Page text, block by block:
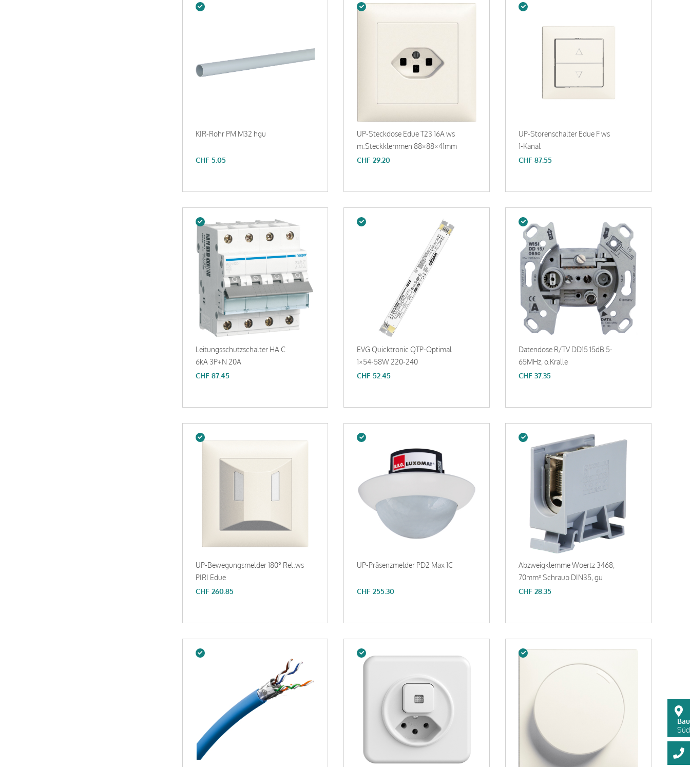
KIR-Rohr PM M32 hgu
CHF 5.05
UP-Steckdose Edue T23 16A ws
m.Steckklemmen 88×88×41mm
CHF29.20
UP-Storenschalter Edue F ws
1-Kanal
CHF87.55
Leitungsschutzschalter HA C
6kA 3P+N 20A
CHF 87.45
EVG Quicktronic QTP-Optimal
1×54-58W 220-240
CHF 52.45
Datendose R/TV DD15 15dB 5-
65MHz, o.Kralle
CHF37.35
UP-Bewegungsmelder 180° Rel.ws
PIRI Edue
CHF 260.85
UP-Präsenzmelder PD2 Max 1C
CHF255.30
Abzweigklemme Woertz 3468,
70mm² Schraub DIN35, gu
CHF28.35